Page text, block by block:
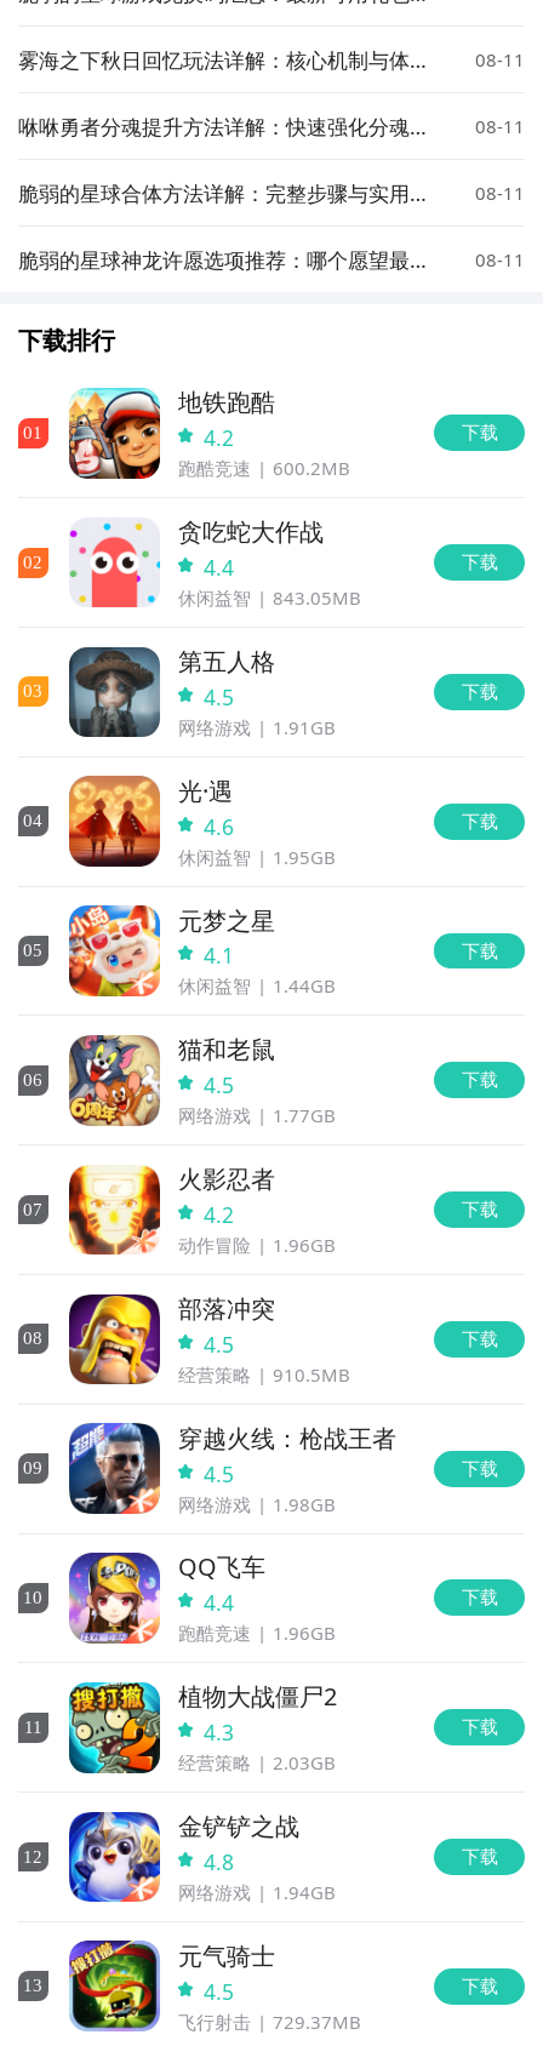
立即下载
步骤1：在九游开测表中玩家们可以看到当天所有进行开
具体的测试时间以及测试阶段介绍，玩家们可以在这里
步骤2：访问地址>>>手游开测表地址
好了，星月大陆：放置帝国公测时间的关注方法就讲到
随时随地关注星月大陆：放置帝国什么时候开测，什么
时候开放下载，什么时候公测等信息，还有一个办法就
是留意九游星月大陆：放置帝国专区的每日更新，欢迎
直播陪你玩
雾海之下秋日回忆玩法详解：核心机制与体验
08-11
咻咻勇者分魂提升方法详解：快速强化分魂技
08-11
脆弱的星球合体方法详解：完整步骤与实用技
08-11
脆弱的星球神龙许愿选项推荐：哪个愿望最值
08-11
下载排行
01
地铁跑酷
4.2
跑酷竞速 600.2MB
下载
02
贪吃蛇大作战
4.4
休闲益智 843.05MB
下载
03
第五人格
4.5
网络游戏 1.91GB
下载
04
光·遇
4.6
休闲益智 1.95GB
下载
05
元梦之星
4.1
休闲益智 1.44GB
下载
06
猫和老鼠
4.5
网络游戏 1.77GB
下载
07
火影忍者
4.2
动作冒险 1.96GB
下载
08
部落冲突
4.5
经营策略 910.5MB
下载
09
穿越火线：枪战王者
4.5
网络游戏 1.98GB
下载
10
QQ飞车
4.4
跑酷竞速 1.96GB
下载
11
植物大战僵尸2
4.3
经营策略 2.03GB
下载
12
金铲铲之战
4.8
网络游戏 1.94GB
下载
13
元气骑士
4.5
飞行射击 729.37MB
下载